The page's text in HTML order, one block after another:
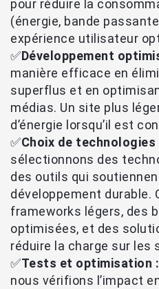
pour réduire la
(énergie, bande
expérience utilisateur
✅Développement
manière efficace en
superflus et en
médias. Un site plus
d’énergie lorsqu’il est
✅Choix de technologies
sélectionnons des
des outils qui
développement durable.
frameworks légers, des
optimisées, et des
réduire la charge sur les
✅Tests et optimisation :
nous vérifions l’impact